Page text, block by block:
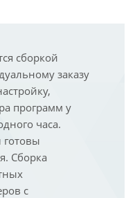
сборкой
заказу
программ у
часа.
Сборка
с